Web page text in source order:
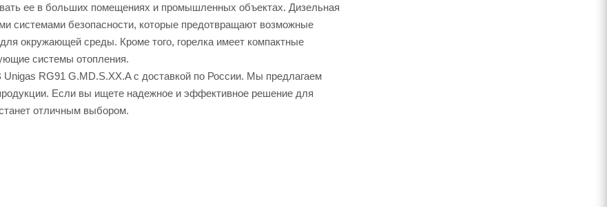
ее в больших помещениях и промышленных объектах. Дизельная
системами безопасности, которые предотвращают возможные
окружающей среды. Кроме того, горелка имеет компактные
системы отопления.
RG91 G.MD.S.XX.A с доставкой по России. Мы предлагаем
Если вы ищете надежное и эффективное решение для
отличным выбором.